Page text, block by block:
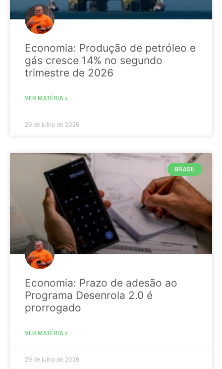
Economia: Produção de petróleo e
gás cresce 14% no segundo
trimestre de 2026
VER MATÉRIA »
29 de julho de 2026
BRASIL
Economia: Prazo de adesão ao
Programa Desenrola 2.0 é
prorrogado
VER MATÉRIA »
29 de julho de 2026